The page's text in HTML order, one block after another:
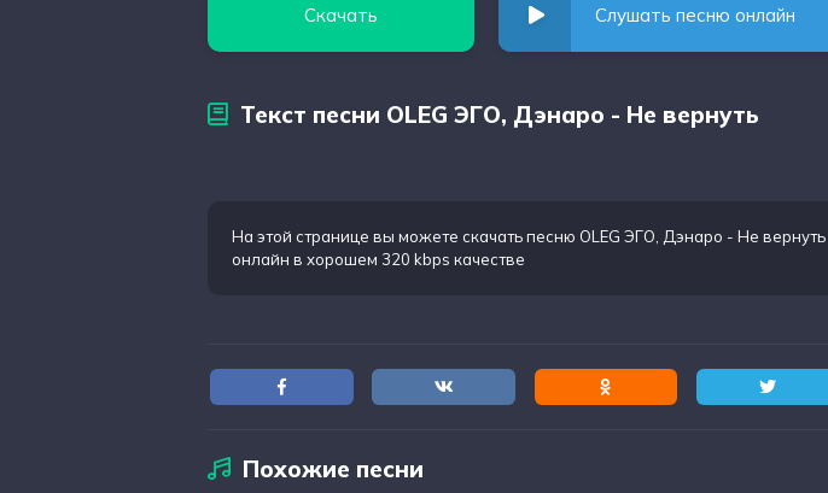
Скачать Слушать песню онлайн
Текст песни OLEG ЭГО, Дэнаро - Не вернуть
На этой странице вы можете скачать песню OLEG ЭГО, Дэнаро - Не вернуть
онлайн в хорошем 320 kbps качестве
Похожие песни